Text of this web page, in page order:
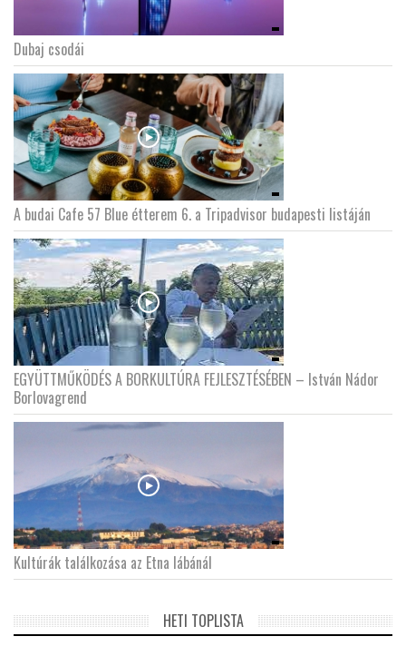
DOBRAVERO.HU
LATIMO.HU
GLOBOBOOK
Dubaj csodái
A budai Cafe 57 Blue étterem 6. a Tripadvisor budapesti listáján
EGYÜTTMŰKÖDÉS A BORKULTÚRA FEJLESZTÉSÉBEN – István Nádor
Borlovagrend
Kultúrák találkozása az Etna lábánál
HETI TOPLISTA